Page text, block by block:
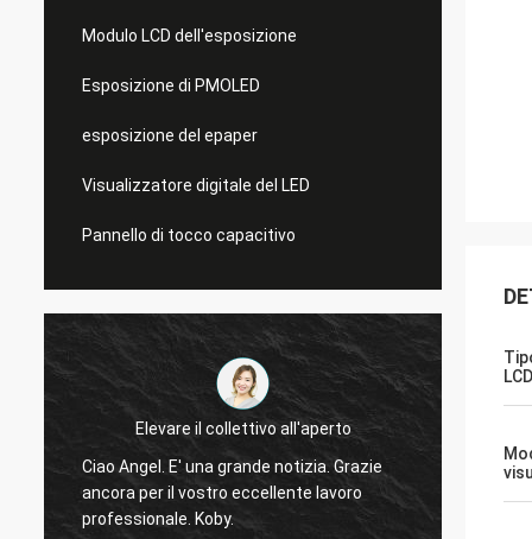
Modulo LCD dell'esposizione
Esposizione di PMOLED
esposizione del epaper
Visualizzatore digitale del LED
Pannello di tocco capacitivo
Elevare il collettivo all'aperto
Ciao Angel. E' una grande notizia. Grazie
ancora per il vostro eccellente lavoro
professionale. Koby.
Sì,
LCD